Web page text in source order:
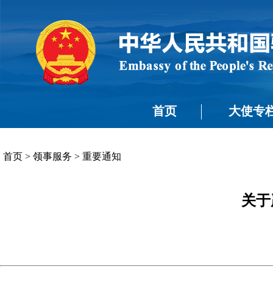
首页 大使专
首页 > 领事服务 > 重要通知
关